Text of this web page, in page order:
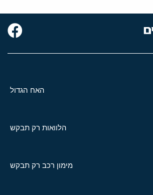
האח הגדול
הלוואות רק תבקש
מימון רכב רק תבקש